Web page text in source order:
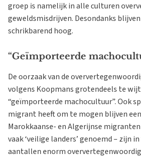
groep is namelijk in alle culturen
geweldsmisdrijven. Desondanks
schrikbarend hoog.
“Geïmporteerde
De oorzaak van de
volgens Koopmans grotendeels te
“geïmporteerde machocultuur”. Ook
migrant heeft om te mogen blijven
Marokkaanse- en Algerijnse
vaak ‘veilige landers’ genoemd – zijn
aantallen enorm